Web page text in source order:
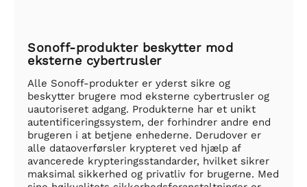
Sonoff-produkter beskytter mod
eksterne cybertrusler
Alle Sonoff-produkter er yderst sikre og
beskytter brugere mod eksterne cybertrusler og
uautoriseret adgang. Produkterne har et unikt
autentificeringssystem, der forhindrer andre end
brugeren i at betjene enhederne. Derudover er
alle dataoverførsler krypteret ved hjælp af
avancerede krypteringsstandarder, hvilket sikrer
maksimal sikkerhed og privatliv for brugerne. Med